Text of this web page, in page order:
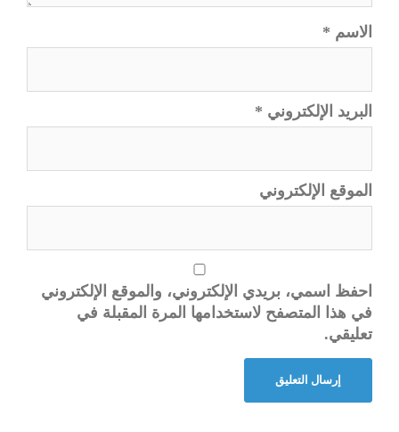
الاسم *
البريد الإلكتروني *
الموقع الإلكتروني
احفظ اسمي، بريدي الإلكتروني، والموقع الإلكتروني
في هذا المتصفح لاستخدامها المرة المقبلة في
تعليقي.